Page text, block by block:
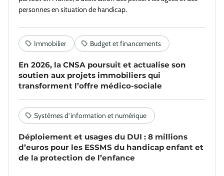
personnes en situation de handicap.
En 2026, la CNSA poursuit et actualise son
soutien aux projets immobiliers qui
transforment l’offre médico-sociale
Déploiement et usages du DUI : 8 millions
d’euros pour les ESSMS du handicap enfant et
de la protection de l’enfance